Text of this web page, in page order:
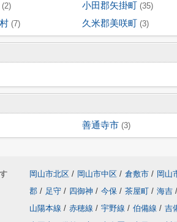
(2) 小田郡矢掛町 (35)
(7) 久米郡美咲町 (3)
善通寺市 (3)
岡山市北区 / 岡山市中区 / 倉敷市 / 岡山
郡 / 足守 / 四御神 / 今保 / 茶屋町 / 海吉 /
山陽本線 / 赤穂線 / 宇野線 / 伯備線 / 吉